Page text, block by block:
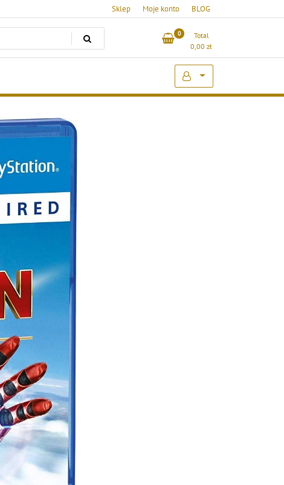
Sklep Moje konto BLOG
0
Total
0,00 zł